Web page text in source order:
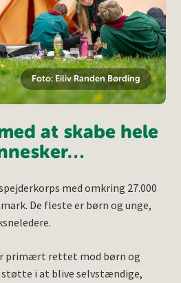
at skabe hele
med omkring 27.000
De fleste er børn og unge,
primært rettet mod børn og
støtte i at blive selvstændige,
Foto: Eiliv Randen Børding